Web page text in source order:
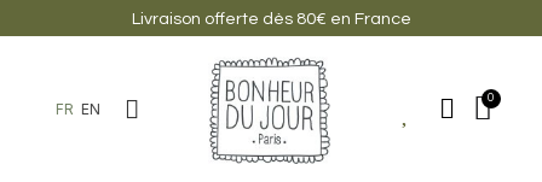
Livraison offerte dès 80€ en France
FR EN